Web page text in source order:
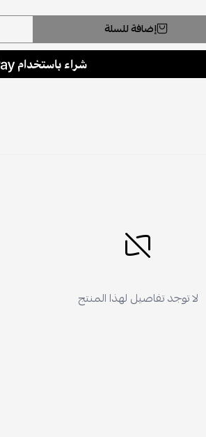
إضافة للسلة
لا توجد تفاصيل لهذا المنتج